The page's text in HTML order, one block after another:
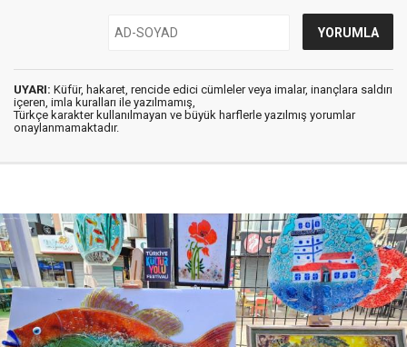
UYARI: Küfür, hakaret, rencide edici cümleler veya imalar, inançlara saldırı
içeren, imla kuralları ile yazılmamış,
Türkçe karakter kullanılmayan ve büyük harflerle yazılmış yorumlar
onaylanmamaktadır.